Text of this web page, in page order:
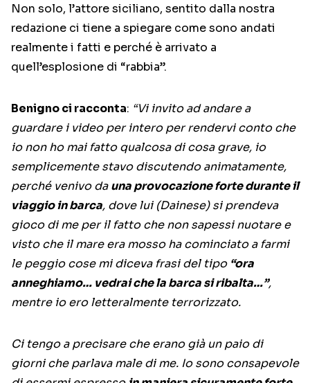
Non solo, l’attore siciliano, sentito dalla nostra
redazione ci tiene a spiegare come sono andati
realmente i fatti e perché è arrivato a
quell’esplosione di “rabbia”.
Benigno ci racconta: “Vi invito ad andare a
guardare i video per intero per rendervi conto che
io non ho mai fatto qualcosa di cosa grave, io
semplicemente stavo discutendo animatamente,
perché venivo dauna provocazione forte durante il
viaggio in barca, dove lui (Dainese) si prendeva
gioco di me per il fatto che non sapessi nuotare e
visto che il mare era mosso ha cominciato a farmi
le peggio cose mi diceva frasi del tipo “ora
anneghiamo… vedrai che la barca si ribalta…”,
mentre io ero letteralmente terrorizzato.
Ci tengo a precisare che erano già un paio di
giorni che parlava male di me. Io sono consapevole